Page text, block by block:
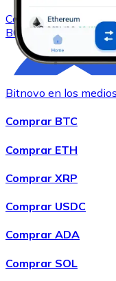
ComprarBitcoin Cash
BCH
ComprarChainlink
LINK
Bitnovo en los medios
Comprar BTC
Comprar ETH
Comprar XRP
Comprar USDC
Comprar ADA
Comprar SOL